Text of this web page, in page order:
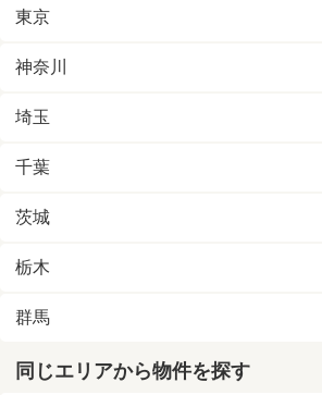
東京
神奈川
埼玉
千葉
茨城
栃木
群馬
同じエリアから物件を探す